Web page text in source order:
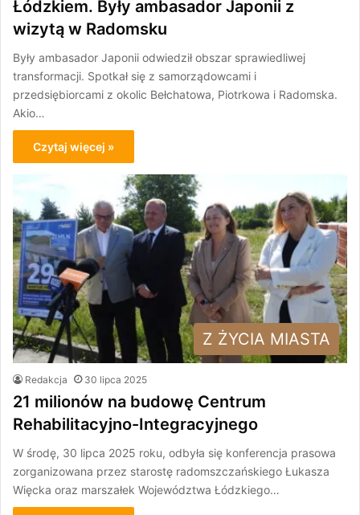
Łódzkiem. Były ambasador Japonii z
wizytą w Radomsku
Były ambasador Japonii odwiedził obszar sprawiedliwej
transformacji. Spotkał się z samorządowcami i
przedsiębiorcami z okolic Bełchatowa, Piotrkowa i Radomska.
Akio…
Czytaj więcej »
Z ŻYCIA MIASTA
Redakcja 30 lipca 2025
21 milionów na budowę Centrum
Rehabilitacyjno-Integracyjnego
W środę, 30 lipca 2025 roku, odbyła się konferencja prasowa
zorganizowana przez starostę radomszczańskiego Łukasza
Więcka oraz marszałek Województwa Łódzkiego…